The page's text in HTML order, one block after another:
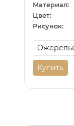
Материал:
Цвет:
Рисунок:
Купить